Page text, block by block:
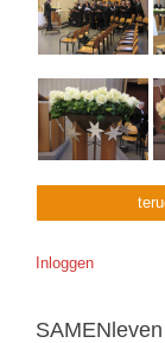
Inloggen